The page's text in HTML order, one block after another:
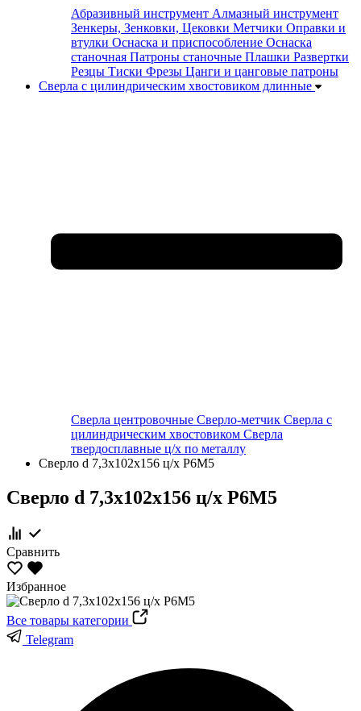
Абразивный инструмент Алмазный инструмент
Зенкеры, Зенковки, Цековки Метчики Оправки и
втулки Оснаска и приспособление Оснаска
станочная Патроны станочные Плашки Развертки
Резцы Тиски Фрезы Цанги и цанговые патроны
Сверла с цилиндрическим хвостовиком длинные
Сверла центровочные Сверло-метчик Сверла с
цилиндрическим хвостовиком Сверла
твердосплавные ц/х по металлу
Сверло d 7,3х102х156 ц/х Р6М5
Сверло d 7,3х102х156 ц/х Р6М5
Сравнить
Избранное
Все товары категории
Telegram